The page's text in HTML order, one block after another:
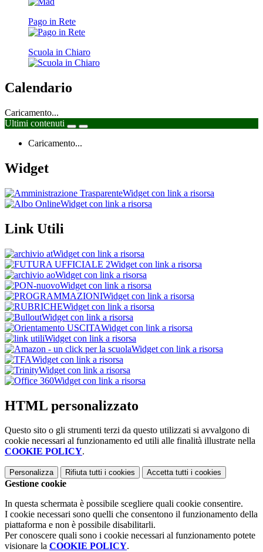
Pago in Rete
Scuola in Chiaro
Calendario
Caricamento...
Ultimi contenuti
Caricamento...
Widget
Widget con link a risorsa
Widget con link a risorsa
Link Utili
Widget con link a risorsa
Widget con link a risorsa
Widget con link a risorsa
Widget con link a risorsa
Widget con link a risorsa
Widget con link a risorsa
Widget con link a risorsa
Widget con link a risorsa
Widget con link a risorsa
Widget con link a risorsa
Widget con link a risorsa
Widget con link a risorsa
Widget con link a risorsa
HTML personalizzato
Questo sito o gli strumenti terzi da questo utilizzati si avvalgono di
cookie necessari al funzionamento ed utili alle finalità illustrate nella
COOKIE POLICY.
Personalizza Rifiuta tutti i cookies Accetta tutti i cookies
Gestione cookie
In questa schermata è possibile scegliere quali cookie consentire.
I cookie necessari sono quelli che consentono il funzionamento della
piattaforma e non è possibile disabilitarli.
Per conoscere quali sono i cookie necessari al funzionamento potete
visionare la COOKIE POLICY.